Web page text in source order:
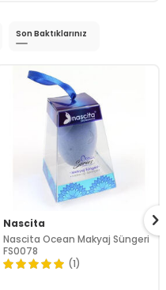
Son Baktıklarınız
Nascita
Nascita Ocean Makyaj Süngeri
FS0078
(1)